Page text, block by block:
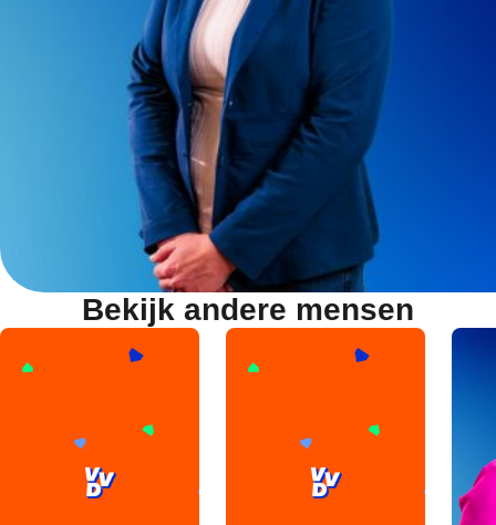
Bekijk andere mensen